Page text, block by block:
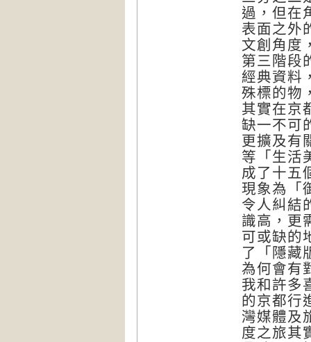
過，但在
表面之外
文創角度
第三階段
經典資料
殊標的物
其實在京
缺一不可
更擴及有
等「生活
成了十五
現象為「
令人糾結
識高，更
可或缺的
了「隱藏
為何會有
我和許多
的京都行
灣媒體及
度之旅其